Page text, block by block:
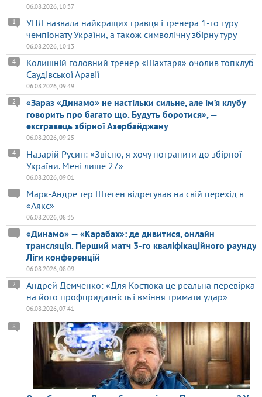
06.08.2026, 10:37
УПЛ назвала найкращих гравця і тренера 1-го туру
чемпіонату України, а також символічну збірну туру
1
06.08.2026, 10:13
Колишній головний тренер «Шахтаря» очолив топклуб
Саудівської Аравії
4
06.08.2026, 09:49
«Зараз «Динамо» не настільки сильне, але ім’я клубу
говорить про багато що. Будуть боротися», —
ексгравець збірної Азербайджану
2
06.08.2026, 09:25
Назарій Русин: «Звісно, я хочу потрапити до збірної
України. Мені лише 27»
4
06.08.2026, 09:01
Марк-Андре тер Штеген відрегував на свій перехід в
«Аякс»
06.08.2026, 08:35
«Динамо» — «Карабах»: де дивитися, онлайн
трансляція. Перший матч 3-го кваліфікаційного раунду
Ліги конференцій
06.08.2026, 08:09
Андрей Демченко: «Для Костюка це реальна перевірка
на його профпридатність і вміння тримати удар»
2
06.08.2026, 07:41
8